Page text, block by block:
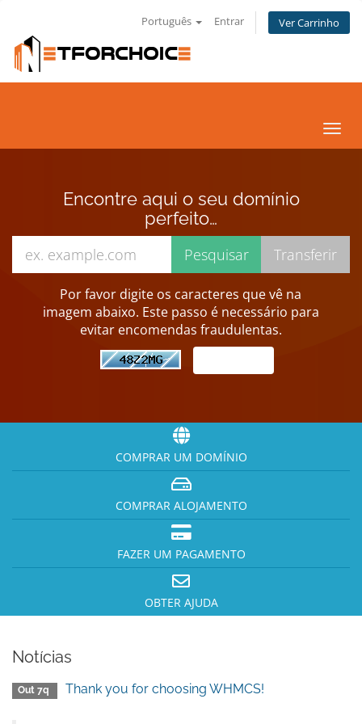
Português Entrar Ver Carrinho
Encontre aqui o seu domínio
perfeito…
Por favor digite os caracteres que vê na
imagem abaixo. Este passo é necessário para
evitar encomendas fraudulentas.
COMPRAR UM DOMÍNIO
COMPRAR ALOJAMENTO
FAZER UM PAGAMENTO
OBTER AJUDA
Notícias
Out 7q Thank you for choosing WHMCS!